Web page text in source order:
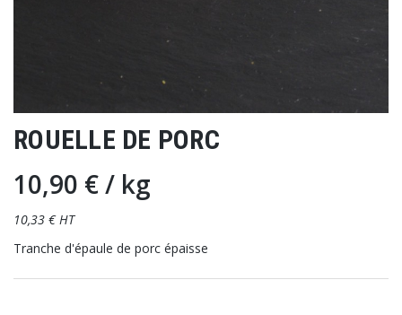
ROUELLE DE PORC
10,90 €/ kg
10,33 € HT
Tranche d'épaule de porc épaisse